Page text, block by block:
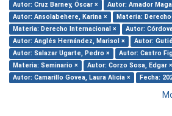
Autor: Cruz Barney, Óscar ×
Autor: Amador
Autor: Ansolabehere, Karina ×
Materia:
Materia: Derecho Internacional ×
Autor:
Autor: Anglés Hernández, Marisol ×
Autor:
Autor: Salazar Ugarte, Pedro ×
Autor: Castro
Materia: Seminario ×
Autor: Corzo Sosa, Edgar ×
Autor: Camarillo Govea, Laura Alicia ×
Fecha: